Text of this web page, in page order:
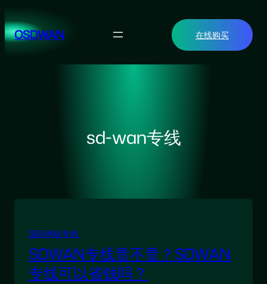
至
内OSDWAN 在线购买
sd-wan专线
国际网络专线
SDWAN专线贵不贵？SDWAN
专线可以省钱吗？